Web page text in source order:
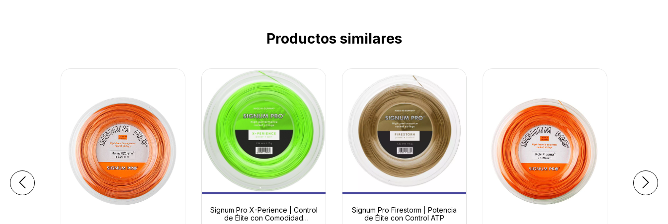
Productos similares
Signum Pro X-Perience | Control
de Élite con Comodidad
Signum Pro Firestorm | Potencia
de Élite con Control ATP